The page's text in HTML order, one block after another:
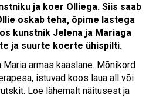
ja koer Olliega. Siis saab
oskab teha, õpime lastega
kunstnik Jelena ja Mariaga
ja suurte koerte ühispilti.
Maria armas kaaslane. Mõnikord
istuvad koos laua all või
Loe lähemalt näitusest ja